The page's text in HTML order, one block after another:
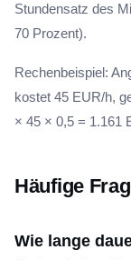
Stundensatz des
70 Prozent).
Rechenbeispiel:
kostet 45 EUR/h,
× 45 × 0,5 = 1.161
Häufige
Wie lange